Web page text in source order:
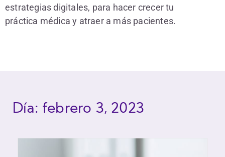
estrategias digitales, para hacer crecer tu
práctica médica y atraer a más pacientes.
Día: febrero 3, 2023